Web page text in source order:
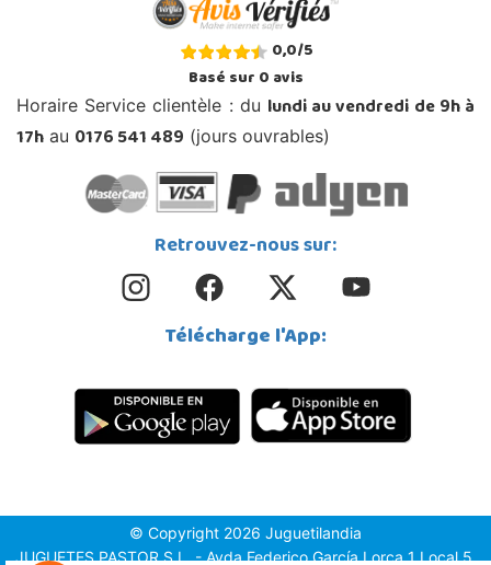
0,0/5
Basé sur0avis
Horaire Service clientèle : du lundi au vendredi de 9h à
17h au 0176 541 489 (jours ouvrables)
Retrouvez-nous sur:
Télécharge l'App:
© Copyright 2026 Juguetilandia
JUGUETES PASTOR S.L. - Avda.Federico García Lorca 1 Local 5,